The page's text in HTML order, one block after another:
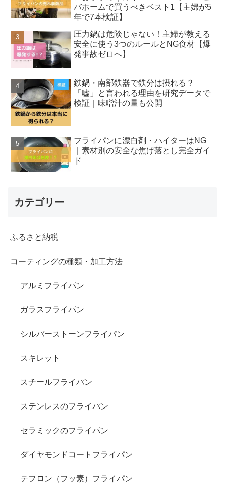
バホームで買うべきベスト1【主婦が5
年で7本検証】
圧力鍋は危険じゃない！主婦が教える
安全に使う3つのルールとNG食材【爆
発事故ゼロへ】
鉄鍋・南部鉄器で鉄分は摂れる？
「嘘」と言われる理由を研究データで
検証｜味噌汁の量も公開
フライパンに漂白剤・ハイターはNG
｜素材別の安全な焦げ落とし完全ガイ
ド
カテゴリー
ふるさと納税
コーティングの種類・加工方法
アルミフライパン
ガラスフライパン
シルバーストーンフライパン
スキレット
スチールフライパン
ステンレスのフライパン
セラミックのフライパン
ダイヤモンドコートフライパン
テフロン（フッ素）フライパン